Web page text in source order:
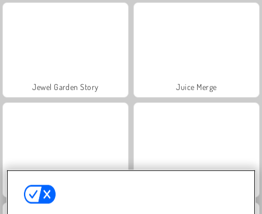
Jewel Garden Story Juice Merge
Grand Mahjong Connect